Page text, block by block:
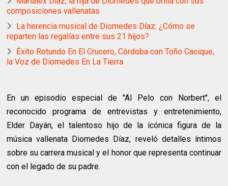
composiciones vallenatas
La herencia musical de Diomedes Díaz: ¿Cómo se
reparten las regalías entre sus 21 hijos?
Éxito Rotundo En El Crucero, Córdoba con Toño Cacique,
la Voz de Diomedes En La Tierra
En un episodio especial de "Al Pelo con Norbert", el
reconocido programa de entrevistas y entretenimiento,
Elder Dayán, el talentoso hijo de la icónica figura de la
música vallenata Diomedes Díaz, reveló detalles íntimos
sobre su carrera musical y el honor que representa continuar
con el legado de su padre.